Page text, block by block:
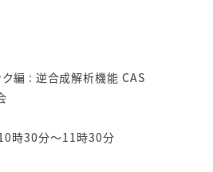
編 : 逆合成解析機能 CAS
10時30分～11時30分